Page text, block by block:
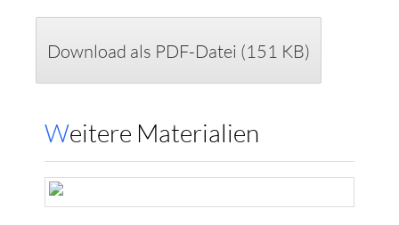
Download als PDF-Datei (151 KB)
Weitere Materialien